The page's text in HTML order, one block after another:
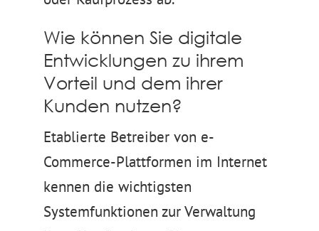
Wie können Sie digitale
Entwicklungen zu ihrem
Vorteil und dem ihrer
Kunden nutzen?
Etablierte Betreiber von e-
Commerce-Plattformen im Internet
kennen die wichtigsten
Systemfunktionen zur Verwaltung